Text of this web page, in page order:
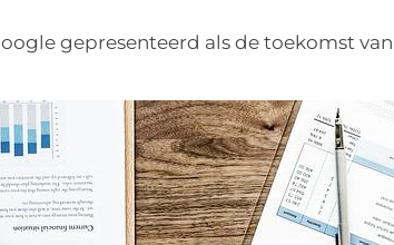
gepresenteerd als de toekomst